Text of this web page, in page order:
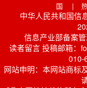
国
|
中华人民共和国信
信息产业部备案
读者留言 投稿邮箱：
010-
网站申明：本网站商标